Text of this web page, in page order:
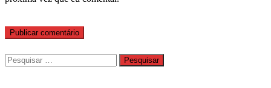
Pesquisar
por: